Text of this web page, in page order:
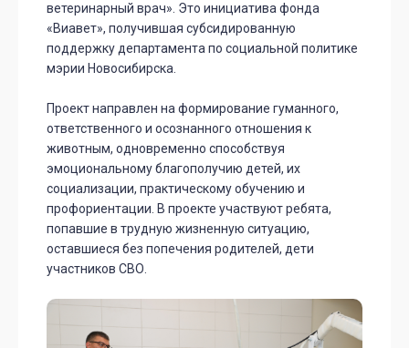
ветеринарный врач». Это инициатива фонда
«Виавет», получившая субсидированную
поддержку департамента по социальной политике
мэрии Новосибирска.
Проект направлен на формирование гуманного,
ответственного и осознанного отношения к
животным, одновременно способствуя
эмоциональному благополучию детей, их
социализации, практическому обучению и
профориентации. В проекте участвуют ребята,
попавшие в трудную жизненную ситуацию,
оставшиеся без попечения родителей, дети
участников СВО.